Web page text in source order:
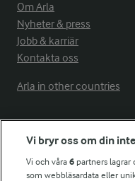
Om Arla
Nyheter & press
Jobb & karriär
Kontakta oss
Arla in other countries
Fler Arlasajter
För ägare
Vi bryr oss om din
Vi och våra6 partners
som webbläsardata eller